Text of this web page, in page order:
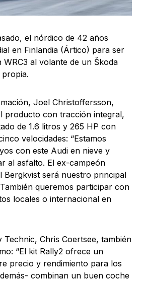
el nórdico de 42 años
en Finlandia (Ártico) para ser
WRC3 al volante de un Škoda
Joel Christoffersson,
producto con tracción integral,
de 1.6 litros y 265 HP con
velocidades: “Estamos
con este Audi en nieve y
al asfalto. El ex-campeón
Bergkvist será nuestro principal
queremos participar con
locales o internacional en
Technic, Chris Coertsee, también
“El kit Rally2 ofrece un
precio y rendimiento para los
combinan un buen coche